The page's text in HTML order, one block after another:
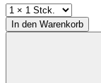
In den Warenkorb